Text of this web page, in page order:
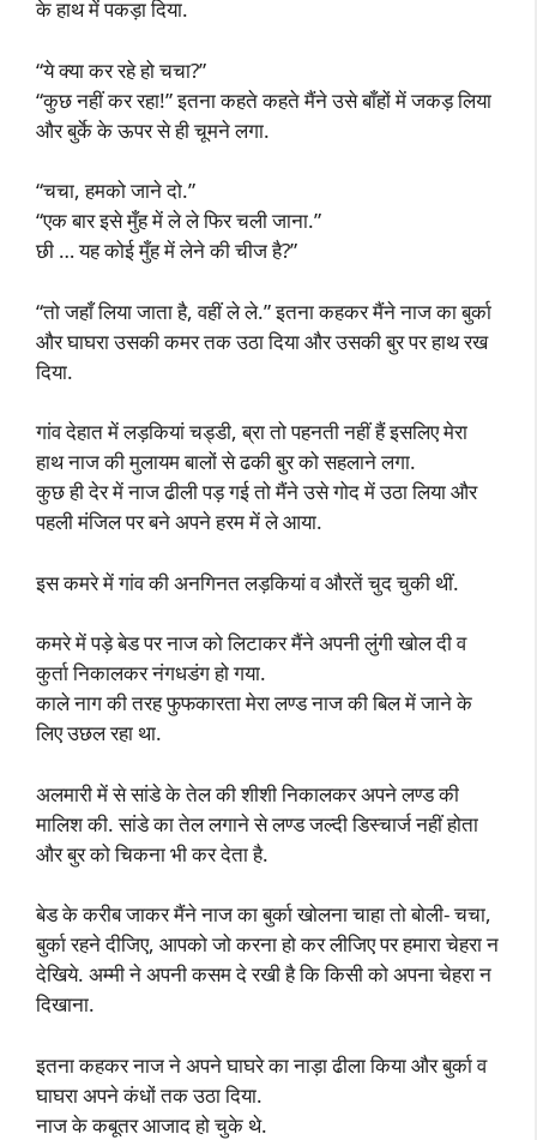
के हाथ में पकड़ा दिया.
“ये क्या कर रहे हो चचा?”
“कुछ नहीं कर रहा!” इतना कहते कहते मैंने उसे बाँहों में जकड़ लिया
और बुर्के के ऊपर से ही चूमने लगा.
“चचा, हमको जाने दो.”
“एक बार इसे मुँह में ले ले फिर चली जाना.”
छी … यह कोई मुँह में लेने की चीज है?”
“तो जहाँ लिया जाता है, वहीं ले ले.” इतना कहकर मैंने नाज का बुर्का
और घाघरा उसकी कमर तक उठा दिया और उसकी बुर पर हाथ रख
दिया.
गांव देहात में लड़कियां चड्डी, ब्रा तो पहनती नहीं हैं इसलिए मेरा
हाथ नाज की मुलायम बालों से ढकी बुर को सहलाने लगा.
कुछ ही देर में नाज ढीली पड़ गई तो मैंने उसे गोद में उठा लिया और
पहली मंजिल पर बने अपने हरम में ले आया.
इस कमरे में गांव की अनगिनत लड़कियां व औरतें चुद चुकी थीं.
कमरे में पड़े बेड पर नाज को लिटाकर मैंने अपनी लुंगी खोल दी व
कुर्ता निकालकर नंगधडंग हो गया.
काले नाग की तरह फुफकारता मेरा लण्ड नाज की बिल में जाने के
लिए उछल रहा था.
अलमारी में से सांडे के तेल की शीशी निकालकर अपने लण्ड की
मालिश की. सांडे का तेल लगाने से लण्ड जल्दी डिस्चार्ज नहीं होता
और बुर को चिकना भी कर देता है.
बेड के करीब जाकर मैंने नाज का बुर्का खोलना चाहा तो बोली- चचा,
बुर्का रहने दीजिए, आपको जो करना हो कर लीजिए पर हमारा चेहरा न
देखिये. अम्मी ने अपनी कसम दे रखी है कि किसी को अपना चेहरा न
दिखाना.
इतना कहकर नाज ने अपने घाघरे का नाड़ा ढीला किया और बुर्का व
घाघरा अपने कंधों तक उठा दिया.
नाज के कबूतर आजाद हो चुके थे.